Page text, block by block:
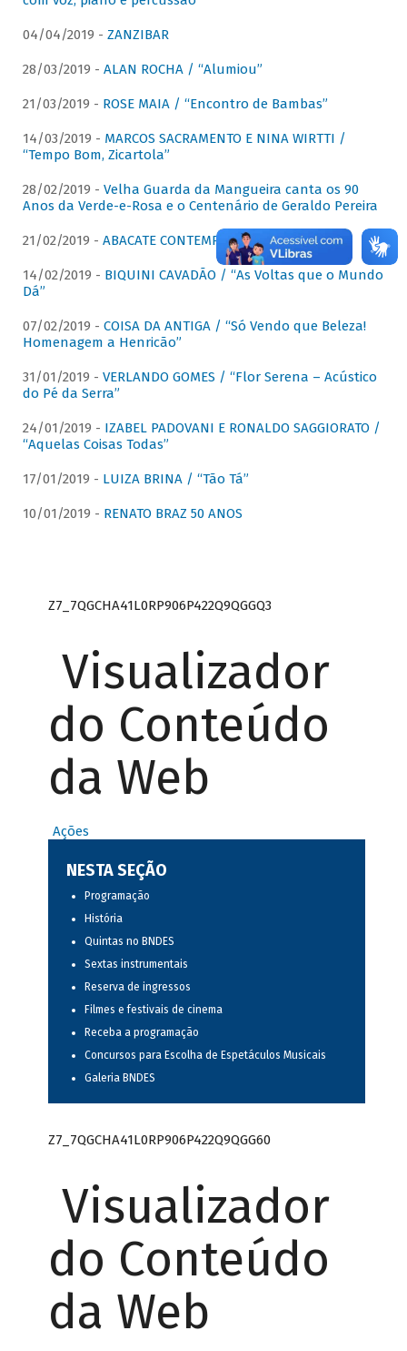
04/04/2019 - ZANZIBAR
28/03/2019 - ALAN ROCHA / “Alumiou”
21/03/2019 - ROSE MAIA / “Encontro de Bambas”
14/03/2019 - MARCOS SACRAMENTO E NINA WIRTTI /
“Tempo Bom, Zicartola”
28/02/2019 - Velha Guarda da Mangueira canta os 90
Anos da Verde-e-Rosa e o Centenário de Geraldo Pereira
21/02/2019 - ABACATE CONTEMPORÂNEO
14/02/2019 - BIQUINI CAVADÃO / “As Voltas que o Mundo
Dá”
07/02/2019 - COISA DA ANTIGA / “Só Vendo que Beleza!
Homenagem a Henricão”
31/01/2019 - VERLANDO GOMES / “Flor Serena – Acústico
do Pé da Serra”
24/01/2019 - IZABEL PADOVANI E RONALDO SAGGIORATO /
“Aquelas Coisas Todas”
17/01/2019 - LUIZA BRINA / “Tão Tá”
10/01/2019 - RENATO BRAZ 50 ANOS
Z7_7QGCHA41L0RP906P422Q9QGGQ3
Visualizador
do Conteúdo
da Web
Ações
NESTA SEÇÃO
Programação
História
Quintas no BNDES
Sextas instrumentais
Reserva de ingressos
Filmes e festivais de cinema
Receba a programação
Concursos para Escolha de Espetáculos Musicais
Galeria BNDES
Z7_7QGCHA41L0RP906P422Q9QGG60
Visualizador
do Conteúdo
da Web